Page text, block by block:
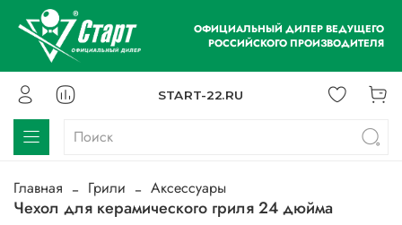
ОФИЦИАЛЬНЫЙ ДИЛЕР ВЕДУЩЕГО
РОССИЙСКОГО ПРОИЗВОДИТЕЛЯ
START-22.RU
Главная Грили Аксессуары
Чехол для керамического гриля 24 дюйма